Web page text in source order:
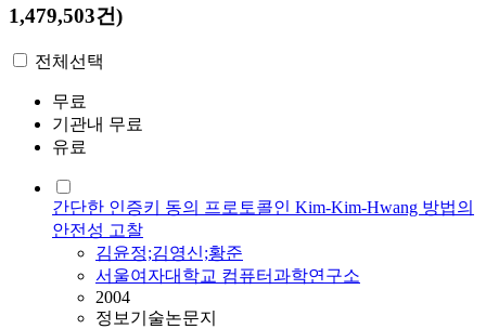
1,479,503건)
전체선택
무료
기관내 무료
유료
간단한 인증키 동의 프로토콜인 Kim-Kim-Hwang 방법의
안전성 고찰
김윤정;김영신;황준
서울여자대학교 컴퓨터과학연구소
2004
정보기술논문지